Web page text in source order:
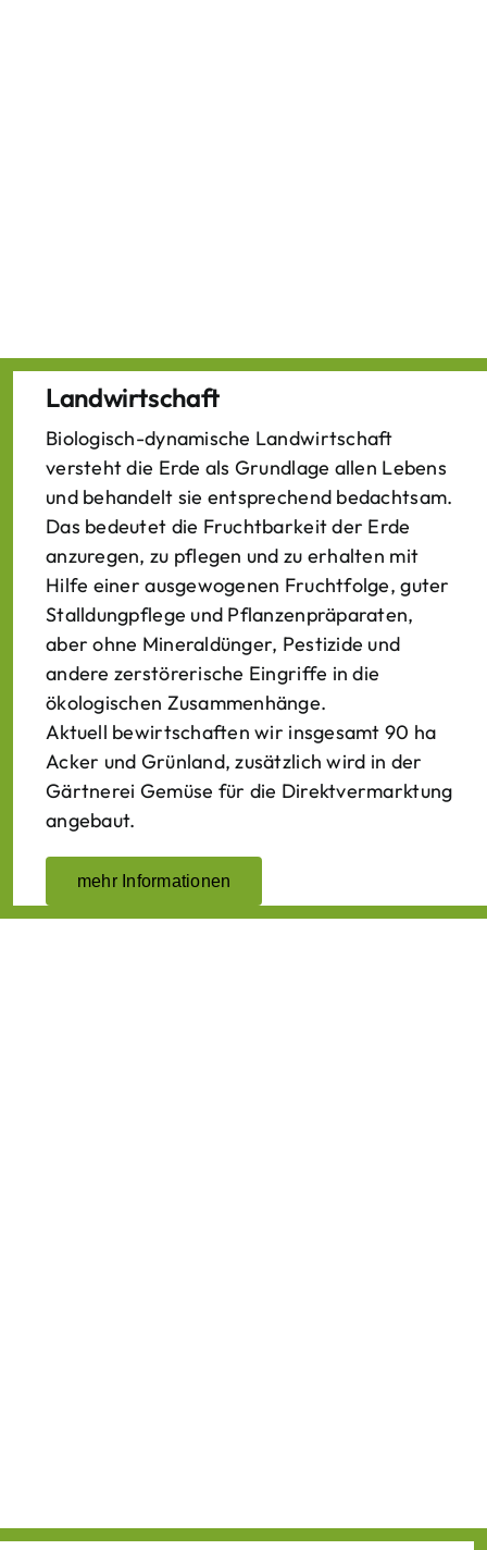
Landwirtschaft
Biologisch-dynamische Landwirtschaft
versteht die Erde als Grundlage allen Lebens
und behandelt sie entsprechend bedachtsam.
Das bedeutet die Fruchtbarkeit der Erde
anzuregen, zu pflegen und zu erhalten mit
Hilfe einer ausgewogenen Fruchtfolge, guter
Stalldungpflege und Pflanzenpräparaten,
aber ohne Mineraldünger, Pestizide und
andere zerstörerische Eingriffe in die
ökologischen Zusammenhänge.
Aktuell bewirtschaften wir insgesamt 90 ha
Acker und Grünland, zusätzlich wird in der
Gärtnerei Gemüse für die Direktvermarktung
angebaut.
mehr Informationen